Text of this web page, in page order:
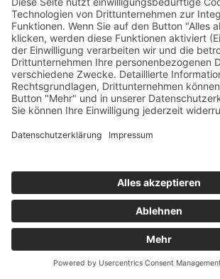
Martin-Opitz-Straße 2
59494 Soest
Telefon:02921 9670-0
Telefax:02921 77011
Öffnungszeiten
Montag – Freitag 10 – 19 Uhr
Das Unternehmen